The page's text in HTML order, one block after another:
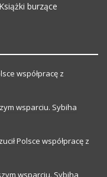
burzące
współpracę z
wsparciu. Sybiha
Polsce współpracę z
wsparciu. Sybiha